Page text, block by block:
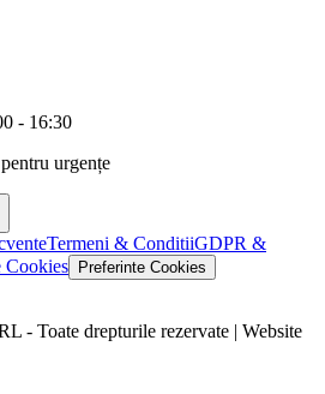
- 16:30
urgențe
Termeni & ConditiiGDPR &
Cookies Preferinte Cookies
- Toate drepturile rezervate | Website